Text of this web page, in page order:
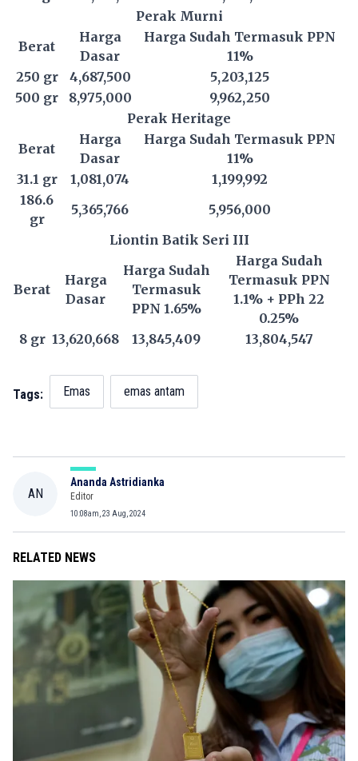
Perak Murni
Berat
Harga
Dasar
Harga Sudah Termasuk PPN
11%
250 gr
4,687,500
5,203,125
500 gr
8,975,000
9,962,250
Perak Heritage
Berat
Harga
Dasar
Harga Sudah Termasuk PPN
11%
31.1 gr
1,081,074
1,199,992
186.6
gr
5,365,766
5,956,000
Liontin Batik Seri III
Berat
Harga
Dasar
Harga Sudah
Termasuk
PPN 1.65%
Harga Sudah
Termasuk PPN
1.1% + PPh 22
0.25%
8 gr 13,620,668 13,845,409 13,804,547
Tags: Emas emas antam
AN
Ananda Astridianka
Editor
10:08am, 23 Aug, 2024
RELATED NEWS